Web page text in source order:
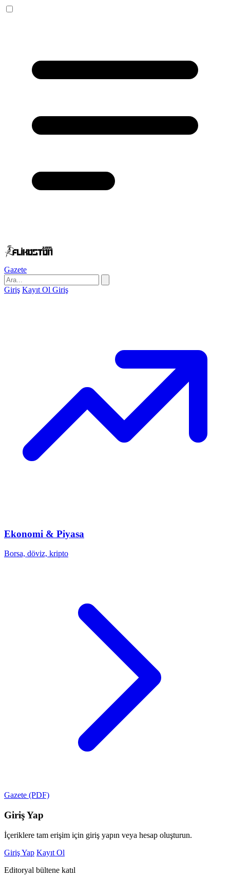
Gazete
Giriş Kayıt Ol Giriş
Ekonomi & Piyasa
Borsa, döviz, kripto
Gazete (PDF)
Giriş Yap
İçeriklere tam erişim için giriş yapın veya hesap oluşturun.
Giriş Yap Kayıt Ol
Editoryal bültene katıl